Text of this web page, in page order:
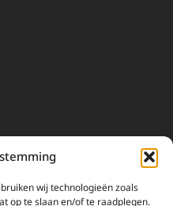
wij technologieën zoals
op te slaan en/of te raadplegen.